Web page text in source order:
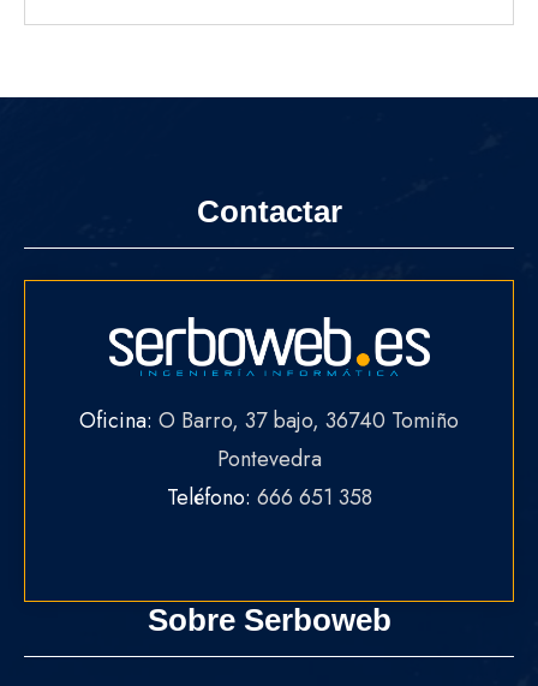
Sobre Serboweb
Contactar
Oficina: O Barro, 37 bajo, 36740 Tomiño
Pontevedra
Teléfono: 666 651 358